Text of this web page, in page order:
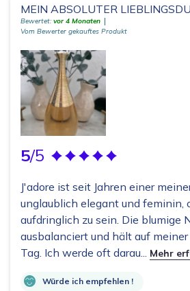
MEIN ABSOLUTER
Bewertet: vor 4 Monaten
Vom Bewerter gekauftes Produkt
5/5
J'adore ist seit Jahren einer
unglaublich elegant und feminin,
aufdringlich zu sein. Die blumige
ausbalanciert und hält auf
Tag. Ich werde oft darau... Mehr
Würde ich empfehlen !